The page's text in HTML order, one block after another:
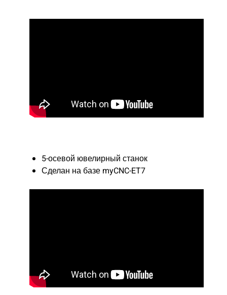
5-осевой ювелирный станок
Сделан на базе myCNC-ET7